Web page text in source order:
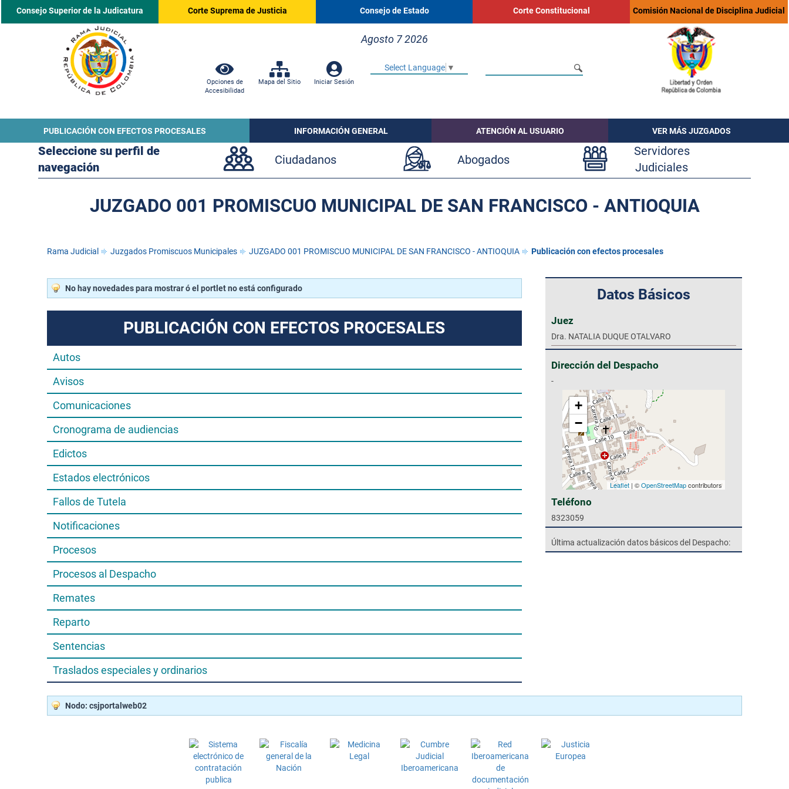
Consejo Superior de la Judicatura Corte Suprema de Justicia Consejo de Estado Corte Constitucional Comisión Nacional de Disciplina Judicial
Agosto 7 2026
Opciones de
Accesibilidad
Mapa del Sitio Iniciar Sesión
Select Language ▼
PUBLICACIÓN CON EFECTOS PROCESALES INFORMACIÓN GENERAL ATENCIÓN AL USUARIO VER MÁS JUZGADOS
Seleccione su perfil de
navegación
Ciudadanos Abogados
Servidores
Judiciales
JUZGADO 001 PROMISCUO MUNICIPAL DE SAN FRANCISCO - ANTIOQUIA
Rama Judicial Juzgados Promiscuos Municipales JUZGADO 001 PROMISCUO MUNICIPAL DE SAN FRANCISCO - ANTIOQUIA Publicación con efectos procesales
No hay novedades para mostrar ó el portlet no está configurado
PUBLICACIÓN CON EFECTOS PROCESALES
Autos
Avisos
Comunicaciones
Cronograma de audiencias
Edictos
Estados electrónicos
Fallos de Tutela
Notificaciones
Procesos
Procesos al Despacho
Remates
Reparto
Sentencias
Traslados especiales y ordinarios
Datos Básicos
Juez
Dra. NATALIA DUQUE OTALVARO
Dirección del Despacho
-
+
−
Leaflet | ©OpenStreetMapcontributors
Teléfono
8323059
Última actualización datos básicos del Despacho:
Nodo: csjportalweb02